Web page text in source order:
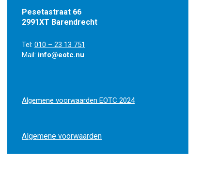
Pesetastraat 66
2991XT Barendrecht
Tel: 010 – 23 13 751
Mail: info@eotc.nu
Algemene voorwaarden EOTC 2024
Algemene voorwaarden